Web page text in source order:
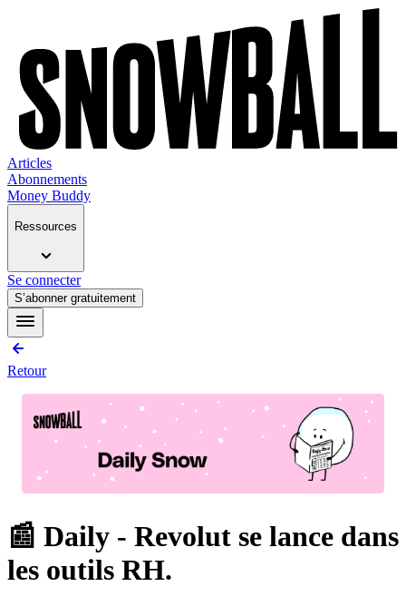
Articles
Abonnements
Money Buddy
Ressources
Se connecter
S’abonner gratuitement
Retour
📰 Daily - Revolut se lance dans
les outils RH.